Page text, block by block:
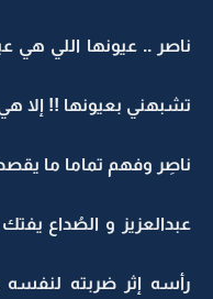
ناصر .. عيونها اللي هي
تشبهني بعيونها !! إلا
ناصِر وفهم تماما ما
عبدالعزيز و الصُداع
رأسه إثر ضربته لنفسه